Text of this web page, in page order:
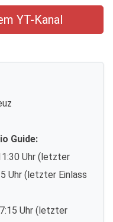
YT-Kanal
Guide:
Uhr (letzter
Uhr (letzter Einlass
Uhr (letzter